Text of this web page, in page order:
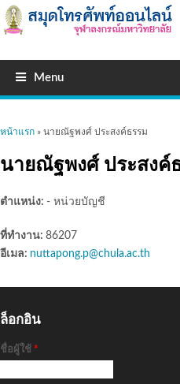
Menu
คุณอยู่ที่นี่
หน้าแรก » นายณัฐพงศ์ ประสงค์ธรรม
นายณัฐพงศ์ ประสงค์
ตำแหน่ง: - หน่วยบัญชี
ที่ทำงาน: 86207
อีเมล: nuttapong.p@chula.ac.th
ล็อกอิน
ชื่อผู้ใช้ *